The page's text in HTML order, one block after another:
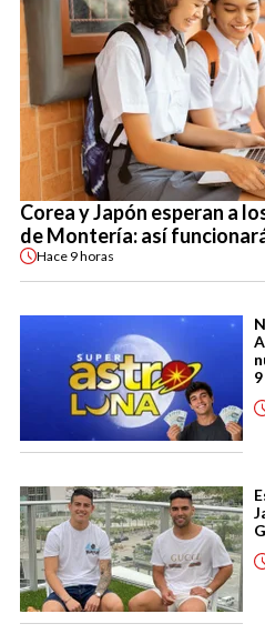
Corea y Japón esperan a
de Montería: así
Hace 9 horas